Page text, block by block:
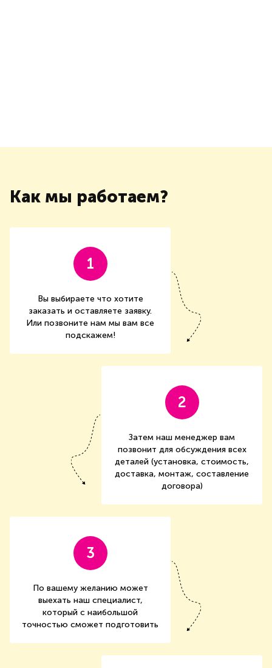
Как мы работаем?
1
Вы выбираете что хотите
заказать и оставляете заявку.
Или позвоните нам мы вам все
подскажем!
2
Затем наш менеджер вам
позвонит для обсуждения всех
деталей (установка, стоимость,
доставка, монтаж, составление
договора)
3
По вашему желанию может
выехать наш специалист,
который с наибольшой
точностью сможет подготовить